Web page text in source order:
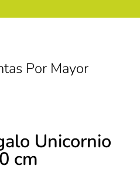
Por Mayor
Unicornio
cm